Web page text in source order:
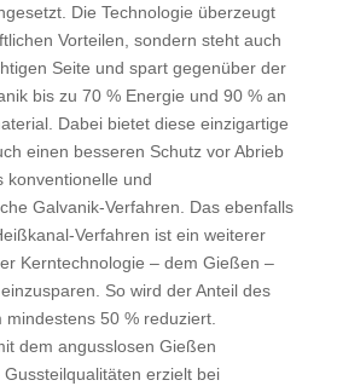
Die Technologie überzeugt
Vorteilen, sondern steht auch
Seite und spart gegenüber der
bis zu 70 % Energie und 90 % an
Dabei bietet diese einzigartige
einen besseren Schutz vor Abrieb
konventionelle und
Galvanik-Verfahren. Das ebenfalls
Verfahren ist ein weiterer
Kerntechnologie – dem Gießen –
So wird der Anteil des
mindestens 50 % reduziert.
dem angusslosen Gießen
erzielt bei